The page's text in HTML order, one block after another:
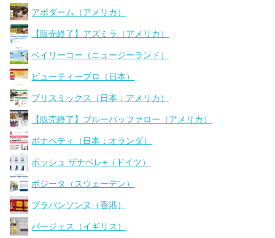
アボダーム（アメリカ）
【販売終了】アズミラ（アメリカ）
ベイリーコー（ニュージーランド）
ビューティープロ（日本）
ブリスミックス（日本：アメリカ）
【販売終了】ブルーバッファロー（アメリカ）
ボナペティ（日本：オランダ）
ボッシュ ザナベレ+（ドイツ）
ボジータ（スウェーデン）
ブラバンソンヌ（香港）
バージェス（イギリス）